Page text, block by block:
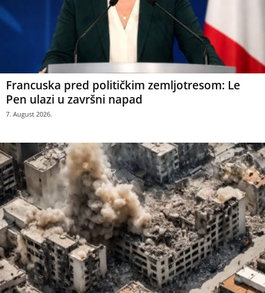
Francuska pred političkim zemljotresom: Le
Pen ulazi u završni napad
7. August 2026.